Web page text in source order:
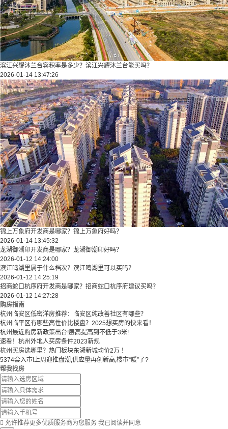
滨江兴耀沐兰台容积率是多少？滨江兴耀沐兰台能买吗？
2026-01-14 13:47:26
锦上万象府开发商是哪家？锦上万象府好吗？
2026-01-14 13:45:32
龙湖御潮印开发商是哪家？龙湖御潮印好吗？
2026-01-12 14:24:00
滨江鸣湖里属于什么档次？滨江鸣湖里可以买吗？
2026-01-12 14:25:19
招商蛇口杭序府开发商是哪家？招商蛇口杭序府建议买吗？
2026-01-12 14:27:28
购房指南
杭州临安区低密洋房推荐：临安区纯改善社区有哪些？
​​杭州临平区有哪些高性价比楼盘？2025想买房的快来看！​
杭州最近购房新政策出台!层高提高到不低于3米!
速看！杭州外地人买房条件2023新规
杭州买房选哪里？热门板块东湖新城均价2万 ！
5374套入市!上周迎推盘潮,供应量再创新高,楼市“暖”了?
帮我找房
 允许推荐更多优质服务商为您服务 我已阅读并同意